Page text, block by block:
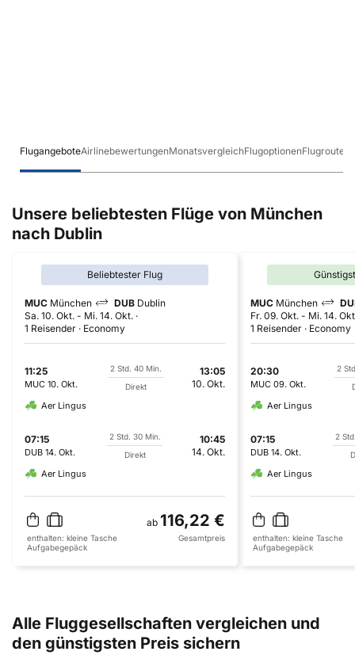
FlugangeboteAirlinebewertungenMonatsvergleichFlugoptionenFlugrouten
Unsere beliebtesten Flüge von München
nach Dublin
Beliebtester Flug
MUC München DUB Dublin
Sa. 10. Okt. - Mi. 14. Okt.
1 Reisender
Economy
11:25
MUC 10. Okt.
2 Std. 40 Min.
Direkt
13:05
10. Okt.
Aer Lingus
07:15
DUB 14. Okt.
2 Std. 30 Min.
Direkt
10:45
14. Okt.
Aer Lingus
ab 116,22 €
enthalten: kleine Tasche
Aufgabegepäck
Gesamtpreis
MUC München
Fr. 09. Okt. - Mi. 14.
1 Reisender
Economy
20:30
MUC 09. Okt.
2
Aer Lingus
07:15
DUB 14. Okt.
2
Aer Lingus
enthalten: kleine Tasche
Aufgabegepäck
Alle Fluggesellschaften vergleichen und
den günstigsten Preis sichern